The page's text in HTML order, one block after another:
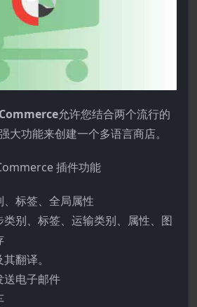
允许您结合两个流行的
功能来创建一个多语言商店。
插件功能
标签、全局属性
类别、标签、运输类别、属性、图
翻译。
送电子邮件